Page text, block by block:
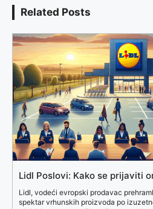
Related Posts
Lidl Poslovi: Kako se prijaviti
Lidl, vodeći evropski prodavac
spektar vrhunskih proizvoda po